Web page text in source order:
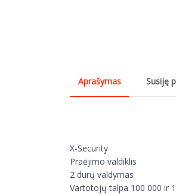
Aprašymas Susiję
X-Security
Praėjimo valdiklis
2 durų valdymas
Vartotojų talpa 100 000 ir